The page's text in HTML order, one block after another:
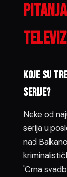
Koje su
serije?
Neke od
serija u
nad
'Crna